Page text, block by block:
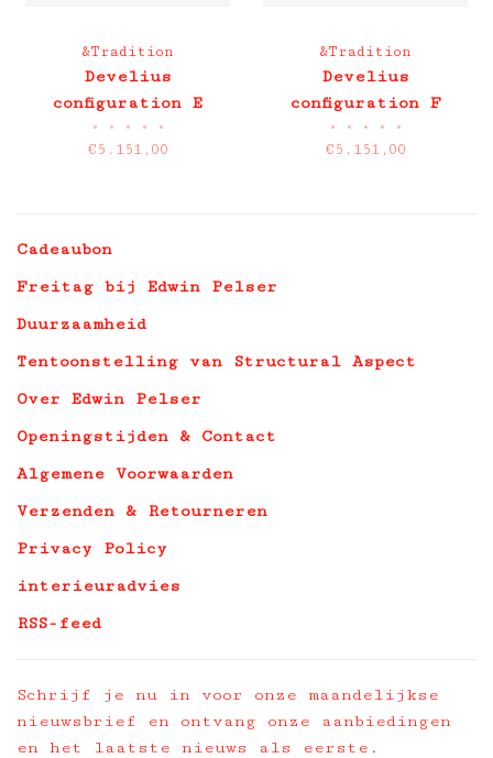
&Tradition
Develius
configuration E
• • • • •
€5.151,00
&Tradition
Develius
configuration F
• • • • •
€5.151,00
Cadeaubon
Freitag bij Edwin Pelser
Duurzaamheid
Tentoonstelling van Structural Aspect
Over Edwin Pelser
Openingstijden & Contact
Algemene Voorwaarden
Verzenden & Retourneren
Privacy Policy
interieuradvies
RSS-feed
Schrijf je nu in voor onze maandelijkse
nieuwsbrief en ontvang onze aanbiedingen
en het laatste nieuws als eerste.